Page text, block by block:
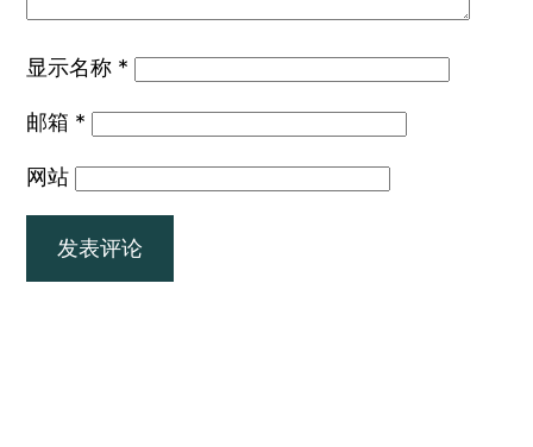
显示名称 *
邮箱 *
网站